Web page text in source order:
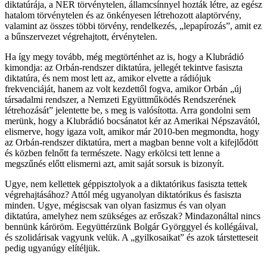
diktatúrája, a NER törvénytelen, államcsínnyel hozták létre, az egész
hatalom törvénytelen és az önkényesen létrehozott alaptörvény,
valamint az összes többi törvény, rendelkezés, „lepapírozás”, amit ez
a bűnszervezet végrehajtott, érvénytelen.
Ha így megy tovább, még megtörténhet az is, hogy a Klubrádió
kimondja: az Orbán-rendszer diktatúra, jellegét tekintve fasiszta
diktatúra, és nem most lett az, amikor elvette a rádiójuk
frekvenciáját, hanem az volt kezdettől fogva, amikor Orbán „új
társadalmi rendszer, a Nemzeti Együttműködés Rendszerének
létrehozását” jelentette be, s meg is valósította. Arra gondolni sem
merünk, hogy a Klubrádió bocsánatot kér az Amerikai Népszavától,
elismerve, hogy igaza volt, amikor már 2010-ben megmondta, hogy
az Orbán-rendszer diktatúra, mert a magban benne volt a kifejlődött
és közben felnőtt fa természete. Nagy erkölcsi tett lenne a
megszűnés előtt elismerni azt, amit saját sorsuk is bizonyít.
Ugye, nem kellettek géppisztolyok a a diktatórikus fasiszta tettek
végrehajtásához? Attól még ugyanolyan diktatórikus és fasiszta
minden. Ugye, mégiscsak van olyan fasizmus és van olyan
diktatúra, amelyhez nem szükséges az erőszak? Mindazonáltal nincs
bennünk káröröm. Eegyüttérzünk Bolgár Györggyel és kollégáival,
és szolidárisak vagyunk velük. A „gyilkosaikat” és azok társtetteseit
pedig ugyanúgy elítéljük.